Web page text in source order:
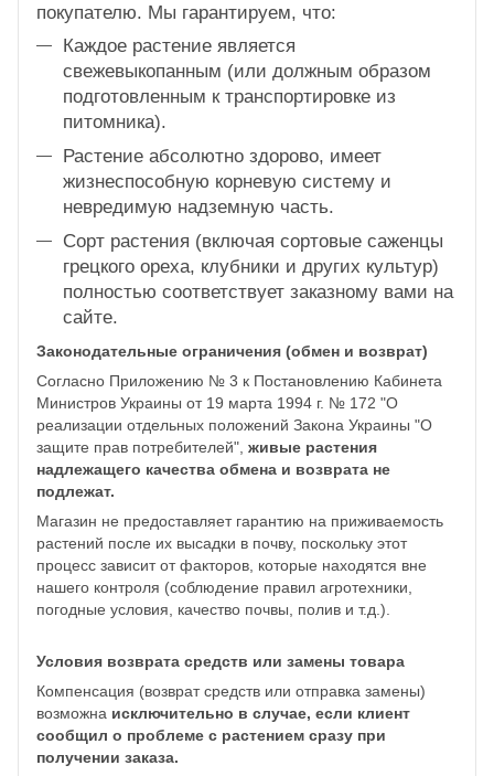
покупателю. Мы гарантируем, что:
Каждое растение является
свежевыкопанным (или должным образом
подготовленным к транспортировке из
питомника).
Растение абсолютно здорово, имеет
жизнеспособную корневую систему и
невредимую надземную часть.
Сорт растения (включая сортовые саженцы
грецкого ореха, клубники и других культур)
полностью соответствует заказному вами на
сайте.
Законодательные ограничения (обмен и возврат)
Согласно Приложению № 3 к Постановлению Кабинета
Министров Украины от 19 марта 1994 г. № 172 "О
реализации отдельных положений Закона Украины "О
защите прав потребителей", живые растения
надлежащего качества обмена и возврата не
подлежат.
Магазин не предоставляет гарантию на приживаемость
растений после их высадки в почву, поскольку этот
процесс зависит от факторов, которые находятся вне
нашего контроля (соблюдение правил агротехники,
погодные условия, качество почвы, полив и т.д.).
Условия возврата средств или замены товара
Компенсация (возврат средств или отправка замены)
возможна исключительно в случае, если клиент
сообщил о проблеме с растением сразу при
получении заказа.